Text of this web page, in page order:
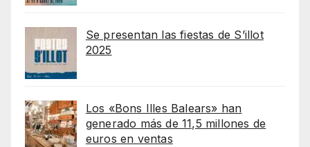
Se presentan las fiestas de S’illot
2025
Los «Bons Illes Balears» han
generado más de 11,5 millones de
euros en ventas